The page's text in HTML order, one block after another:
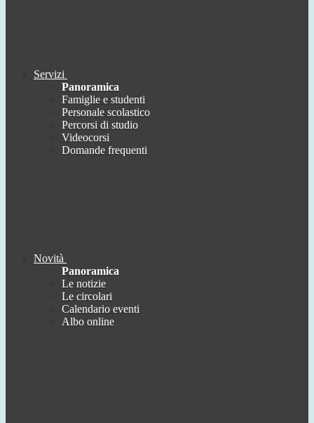
Servizi
Panoramica
Famiglie e studenti
Personale scolastico
Percorsi di studio
Videocorsi
Domande frequenti
Novità
Panoramica
Le notizie
Le circolari
Calendario eventi
Albo online